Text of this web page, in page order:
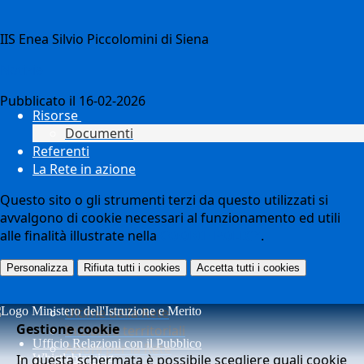
Risorse
Documenti
Referenti
La Rete in azione
Ultime della Rete
Iniziative territoriali
Azioni per la Rete
IIS Enea Silvio Piccolomini di Siena
Pubblicato il 16-02-2026
Questo sito o gli strumenti terzi da questo utilizzati si
avvalgono di cookie necessari al funzionamento ed utili
alle finalità illustrate nella
.
Personalizza Rifiuta tutti i cookies Accetta tutti i cookies
Gestione cookie
In questa schermata è possibile scegliere quali cookie
Ufficio Relazioni con il Pubblico
Whistleblowing